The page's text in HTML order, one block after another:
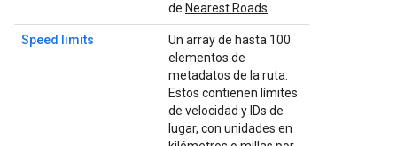
de Nearest Roads
Speed limits
Un array de hasta 100
elementos de
metadatos de la ruta.
Estos contienen límites
de velocidad y IDs de
lugar, con unidades en